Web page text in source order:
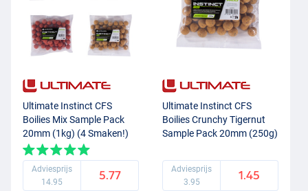
Ultimate Instinct CFS
Boilies Mix Sample Pack
20mm (1kg) (4 Smaken!)
Adviesprijs
14.95
5.77
Ultimate Instinct CFS
Boilies Crunchy Tigernut
Sample Pack 20mm (250g)
Adviesprijs
3.95
1.45